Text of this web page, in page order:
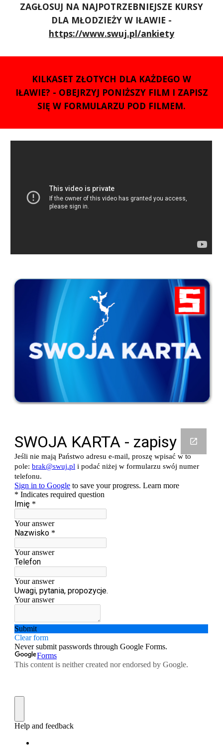
ZAGŁOSUJ NA NAJPOTRZEBNIEJSZE KURSY
DLA MŁODZIEŻY W IŁAWIE -
https://www.swuj.pl/ankiety
KILKASET ZŁOTYCH DLA KAŻDEGO W
IŁAWIE? - OBEJRZYJ PONIŻSZY FILM I ZAPISZ
SIĘ W FORMULARZU POD FILMEM.